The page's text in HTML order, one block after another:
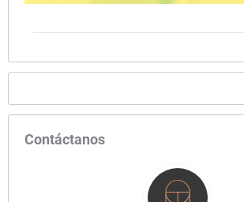
Contáctanos